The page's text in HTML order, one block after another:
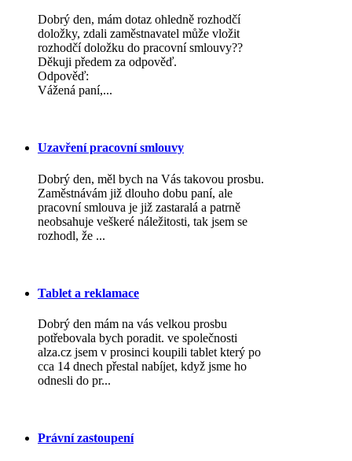
Dobrý den, mám dotaz ohledně rozhodčí
doložky, zdali zaměstnavatel může vložit
rozhodčí doložku do pracovní smlouvy??
Děkuji předem za odpověď.
Odpověď:
Vážená paní,...
Uzavření pracovní smlouvy
Dobrý den, měl bych na Vás takovou prosbu.
Zaměstnávám již dlouho dobu paní, ale
pracovní smlouva je již zastaralá a patrně
neobsahuje veškeré náležitosti, tak jsem se
rozhodl, že ...
Tablet a reklamace
Dobrý den mám na vás velkou prosbu
potřebovala bych poradit. ve společnosti
alza.cz jsem v prosinci koupili tablet který po
cca 14 dnech přestal nabíjet, když jsme ho
odnesli do pr...
Právní zastoupení